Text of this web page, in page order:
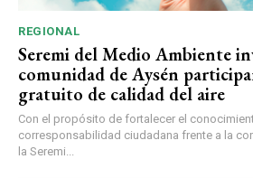
REGIONAL
Seremi del Medio Ambiente
comunidad de Aysén
gratuito de calidad del aire
Con el propósito de fortalecer el
corresponsabilidad ciudadana frente a la
la Seremi...